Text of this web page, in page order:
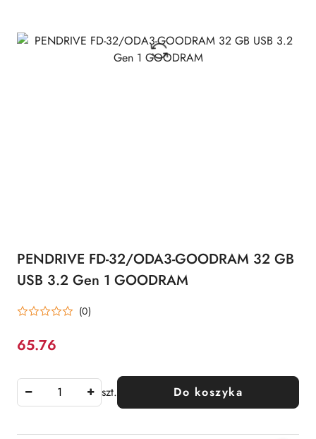
PENDRIVE FD-32/ODA3-GOODRAM 32 GB
USB 3.2 Gen 1 GOODRAM
(0)
Cena:
65.76
szt. Do koszyka